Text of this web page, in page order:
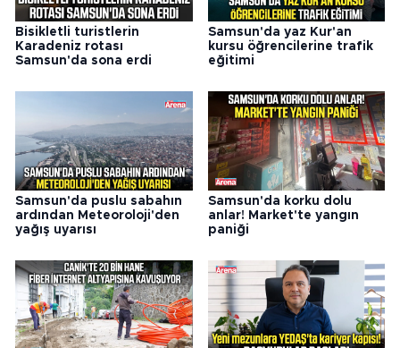
Bisikletli turistlerin
Karadeniz rotası
Samsun'da sona erdi
Samsun'da yaz Kur'an
kursu öğrencilerine trafik
eğitimi
Samsun'da puslu sabahın
ardından Meteoroloji'den
yağış uyarısı
Samsun'da korku dolu
anlar! Market'te yangın
paniği